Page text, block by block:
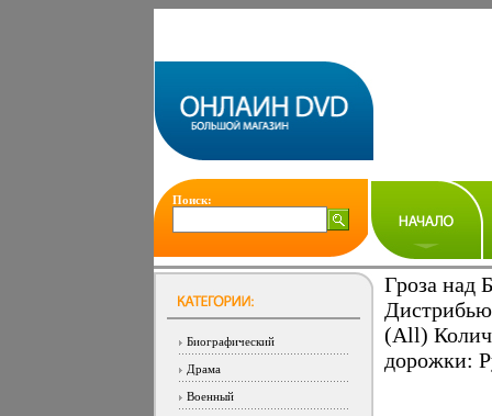
Поиск:
Биографический
Драма
Военный
Гроза над
(All)
дорожки: